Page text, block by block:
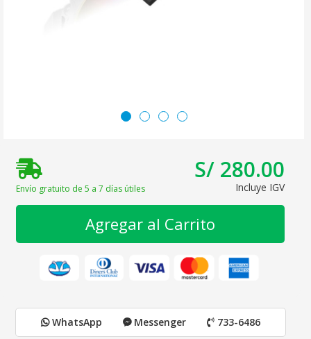
Envío gratuito de 5 a 7 días útiles
S/ 280.00
Incluye IGV
Agregar al Carrito
WhatsApp Messenger 733-6486